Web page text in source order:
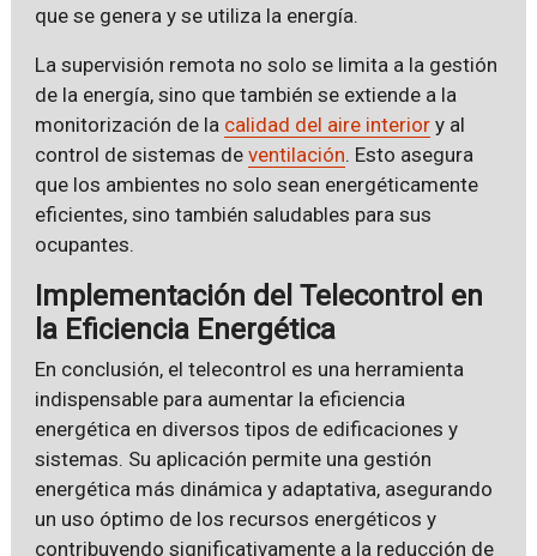
que se genera y se utiliza la energía.
La supervisión remota no solo se limita a la gestión
de la energía, sino que también se extiende a la
monitorización de la calidad del aire interiory al
control de sistemas de ventilación. Esto asegura
que los ambientes no solo sean energéticamente
eficientes, sino también saludables para sus
ocupantes.
Implementación del Telecontrol en
la Eficiencia Energética
En conclusión, el telecontrol es una herramienta
indispensable para aumentar la eficiencia
energética en diversos tipos de edificaciones y
sistemas. Su aplicación permite una gestión
energética más dinámica y adaptativa, asegurando
un uso óptimo de los recursos energéticos y
contribuyendo significativamente a la reducción de